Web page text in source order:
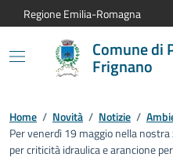
Vai al contenuto principale
Vai alla navigazione del sito
Vai al piede di pagina
Regione Emilia-Romagna
Comune di
Frignano
Home / Novità / Notizie /
Per venerdì 19 maggio nella
per criticità idraulica e arancione